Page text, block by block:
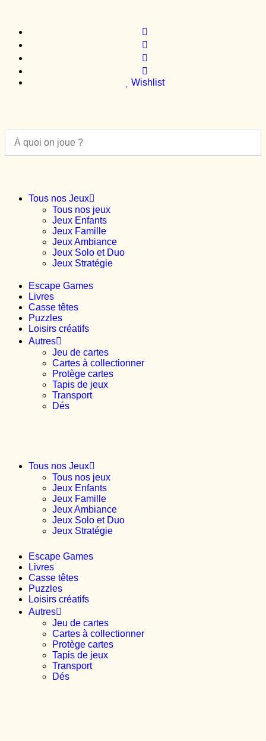
Wishlist
Tous nos Jeux
Tous nos jeux
Jeux Enfants
Jeux Famille
Jeux Ambiance
Jeux Solo et Duo
Jeux Stratégie
Escape Games
Livres
Casse têtes
Puzzles
Loisirs créatifs
Autres
Jeu de cartes
Cartes à collectionner
Protège cartes
Tapis de jeux
Transport
Dés
Tous nos Jeux
Tous nos jeux
Jeux Enfants
Jeux Famille
Jeux Ambiance
Jeux Solo et Duo
Jeux Stratégie
Escape Games
Livres
Casse têtes
Puzzles
Loisirs créatifs
Autres
Jeu de cartes
Cartes à collectionner
Protège cartes
Tapis de jeux
Transport
Dés